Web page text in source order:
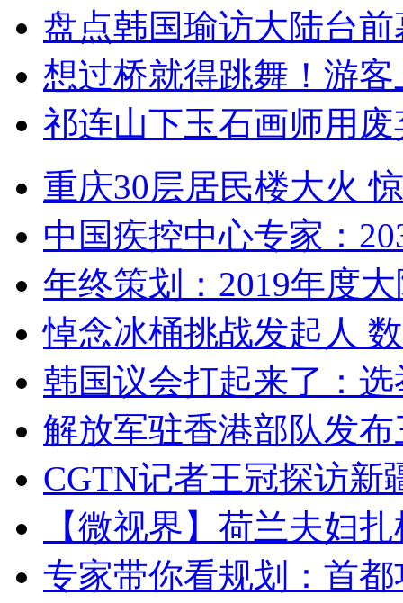
盘点韩国瑜访大陆台
想过桥就得跳舞！游客
祁连山下玉石画师用
重庆30层居民楼大火
中国疾控中心专家：
年终策划：2019年度
悼念冰桶挑战发起人
韩国议会打起来了：
解放军驻香港部队发
CGTN记者王冠探访新
【微视界】荷兰夫妇
专家带你看规划：首